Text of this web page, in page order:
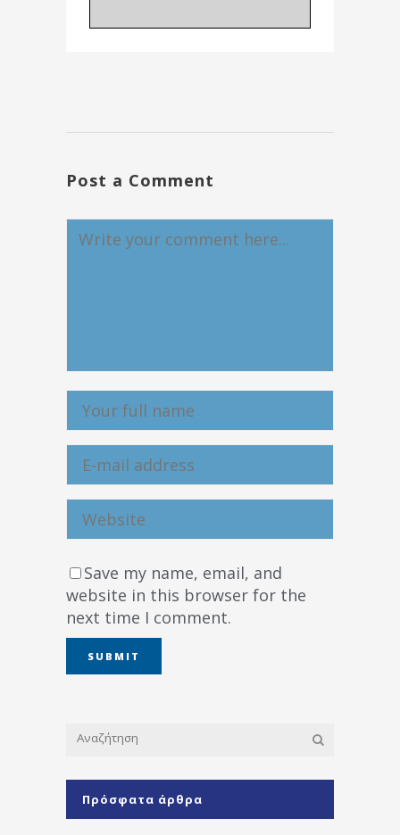
Post a Comment
Save my name, email, and
website in this browser for the
next time I comment.
Πρόσφατα άρθρα